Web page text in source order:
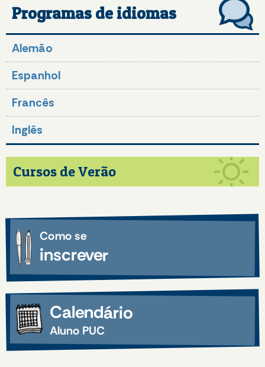
Programas de idiomas
Alemão
Espanhol
Francês
Inglês
Cursos de Verão
Como se
inscrever
Calendário
Aluno PUC